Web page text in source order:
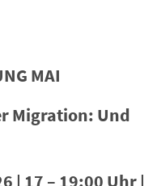
MAI
Migration: Und
| 17 – 19:00 Uhr |